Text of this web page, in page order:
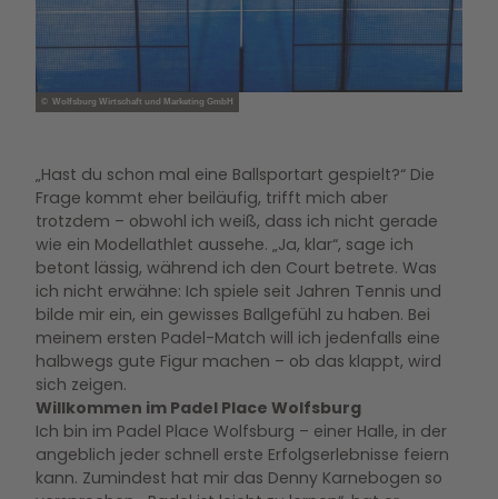
© Wolfsburg Wirtschaft und Marketing GmbH
„Hast du schon mal eine Ballsportart gespielt?“ Die
Frage kommt eher beiläufig, trifft mich aber
trotzdem – obwohl ich weiß, dass ich nicht gerade
wie ein Modellathlet aussehe. „Ja, klar“, sage ich
betont lässig, während ich den Court betrete. Was
ich nicht erwähne: Ich spiele seit Jahren Tennis und
bilde mir ein, ein gewisses Ballgefühl zu haben. Bei
meinem ersten Padel-Match will ich jedenfalls eine
halbwegs gute Figur machen – ob das klappt, wird
sich zeigen.
Willkommen im Padel Place Wolfsburg
Ich bin im Padel Place Wolfsburg – einer Halle, in der
angeblich jeder schnell erste Erfolgserlebnisse feiern
kann. Zumindest hat mir das Denny Karnebogen so